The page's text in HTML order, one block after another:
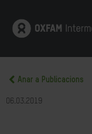
Anar a Publicacions
06.03.2019